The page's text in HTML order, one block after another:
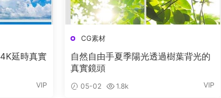
延時真實
VIP
CG素材
自然自由手夏季陽光透過樹葉背光的
真實鏡頭
05-02 1.8k VIP